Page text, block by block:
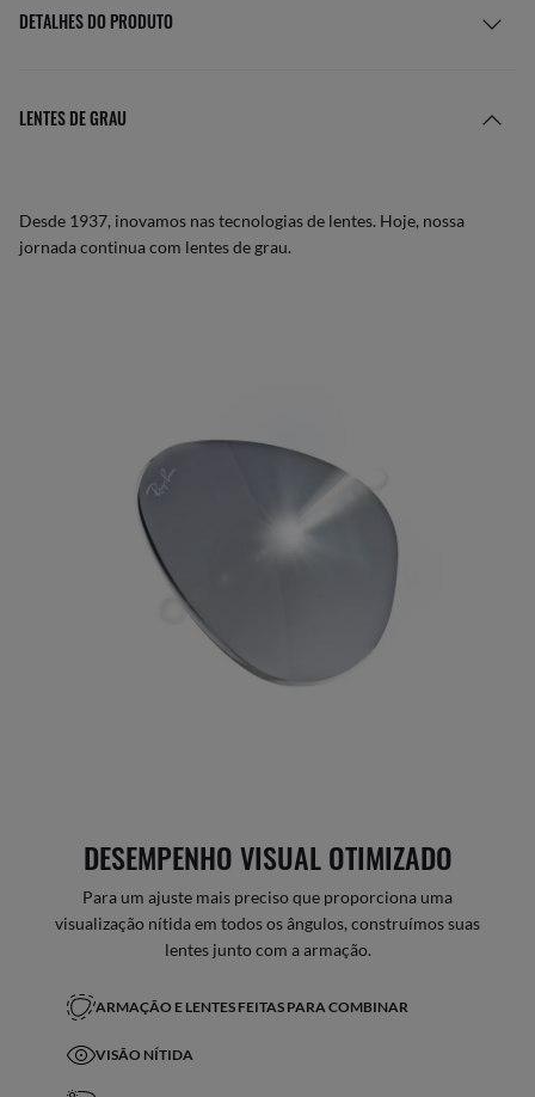
DETALHES DO PRODUTO
LENTES DE GRAU
Desde 1937, inovamos nas tecnologias de lentes. Hoje, nossa
jornada continua com lentes de grau.
DESEMPENHO VISUAL OTIMIZADO
Para um ajuste mais preciso que proporciona uma
visualização nítida em todos os ângulos, construímos suas
lentes junto com a armação.
ARMAÇÃO E LENTES FEITAS PARA COMBINAR
VISÃO NÍTIDA